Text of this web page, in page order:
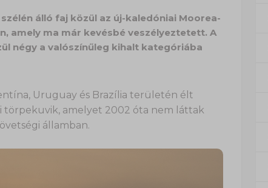
álló faj közül az új-kaledóniai Moorea-
amely ma már kevésbé veszélyeztetett. A
négy a valószínűleg kihalt kategóriába
Uruguay és Brazília területén élt
törpekuvik, amelyet 2002 óta nem láttak
államban.